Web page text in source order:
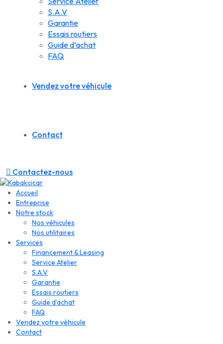
S.A.V
Garantie
Essais routiers
Guide d’achat
FAQ
Vendez votre véhicule
Contact
Contactez-nous
Accueil
Entreprise
Notre stock
Nos véhicules
Nos utilitaires
Services
Financement & Leasing
Service Atelier
S.A.V
Garantie
Essais routiers
Guide d’achat
FAQ
Vendez votre véhicule
Contact